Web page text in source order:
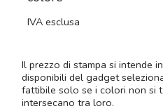
IVA esclusa
Il prezzo di stampa si intende
disponibili del gadget
fattibile solo se i colori non si
intersecano tra loro.